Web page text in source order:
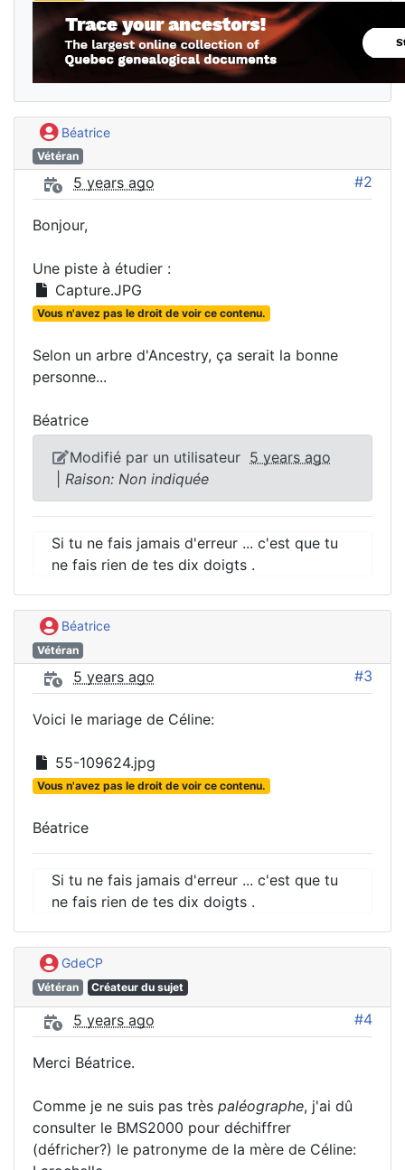
Béatrice
Vétéran
5 years ago #2
Bonjour,
Une piste à étudier :
Capture.JPG
Vous n'avez pas le droit de voir ce contenu.
Selon un arbre d'Ancestry, ça serait la bonne
personne...
Béatrice
Modifié par un utilisateur 5 years ago
Raison: Non indiquée
Si tu ne fais jamais d'erreur ... c'est que tu
ne fais rien de tes dix doigts .
Béatrice
Vétéran
5 years ago #3
Voici le mariage de Céline:
55-109624.jpg
Vous n'avez pas le droit de voir ce contenu.
Béatrice
Si tu ne fais jamais d'erreur ... c'est que tu
ne fais rien de tes dix doigts .
GdeCP
Vétéran Créateur du sujet
5 years ago #4
Merci Béatrice.
Comme je ne suis pas très paléographe, j'ai dû
consulter le BMS2000 pour déchiffrer
(défricher?) le patronyme de la mère de Céline: